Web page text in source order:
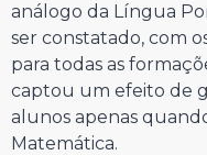
análogo da Língua
ser constatado, com
para todas as
captou um efeito de
alunos apenas
Matemática.